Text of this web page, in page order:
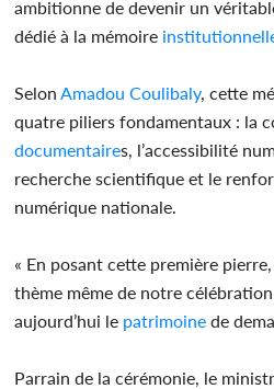
ambitionne de devenir un
dédié à la mémoire
Selon Amadou Coulibaly, cette
quatre piliers fondamentaux : la
documentaires, l’accessibilité
recherche scientifique et le
numérique nationale.
« En posant cette première
thème même de notre
aujourd’hui le patrimoine de
Parrain de la cérémonie, le